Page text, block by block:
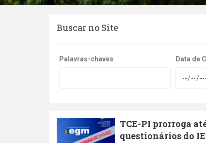
Buscar no Site
Palavras-chaves Data de
TCE-PI prorroga
questionários do